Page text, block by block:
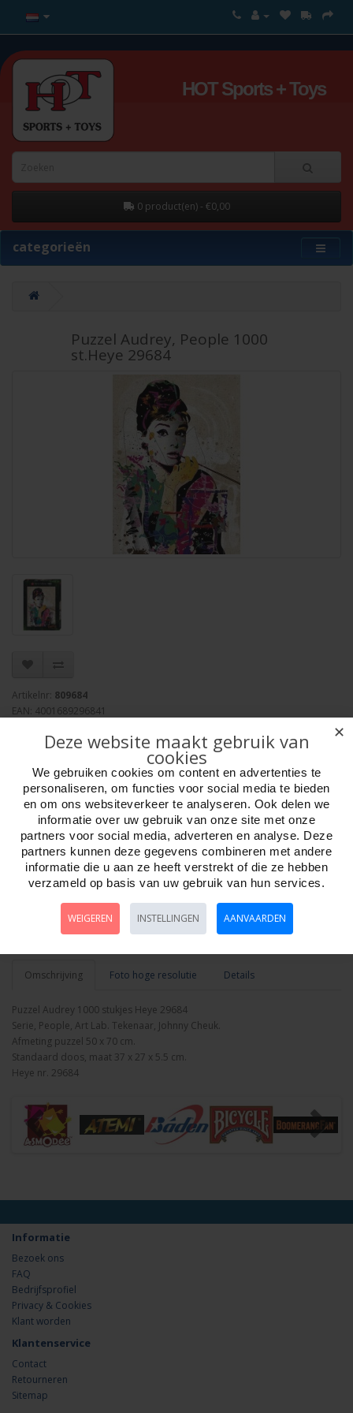
HOT Sports + Toys
0 product(en) - €0,00
categorieën
Puzzel Audrey, People 1000
st.Heye 29684
Artikelnr: 809684
EAN: 4001689296841
Minimum afname: 1
Aantal
Bestellen
Omschrijving Foto hoge resolutie Details
Puzzel Audrey 1000 stukjes Heye 29684
Serie, People, Art Lab. Tekenaar, Johnny Cheuk.
Afmeting puzzel 50 x 70 cm.
Standaard doos, maat 37 x 27 x 5.5 cm.
Heye nr. 29684
Informatie
Bezoek ons
FAQ
Bedrijfsprofiel
Privacy & Cookies
Klant worden
Klantenservice
Contact
Retourneren
Sitemap
✕
Deze website maakt gebruik van
cookies
We gebruiken cookies om content en advertenties te
personaliseren, om functies voor social media te bieden
en om ons websiteverkeer te analyseren. Ook delen we
informatie over uw gebruik van onze site met onze
partners voor social media, adverteren en analyse. Deze
partners kunnen deze gegevens combineren met andere
informatie die u aan ze heeft verstrekt of die ze hebben
verzameld op basis van uw gebruik van hun services.
WEIGEREN INSTELLINGEN AANVAARDEN